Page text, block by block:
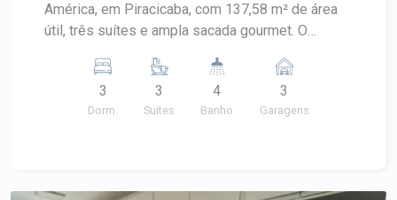
América, em Piracicaba, com 137,58 m² de área
útil, três suítes e ampla sacada gourmet. O
condomínio completo, com lazer diversificado e
portaria 24 horas. CARACTERÍSTICAS DO
IMÓVEL - Área útil de 137,58 m² - 3 dormitórios,
3
Dorm.
3
Suítes
4
Banho
3
Garagens